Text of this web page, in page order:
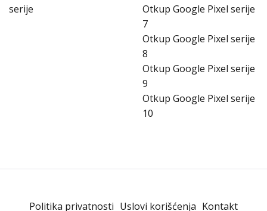
serije
Otkup Google Pixel serije
7
Otkup Google Pixel serije
8
Otkup Google Pixel serije
9
Otkup Google Pixel serije
10
Politika privatnosti Uslovi korišćenja Kontakt